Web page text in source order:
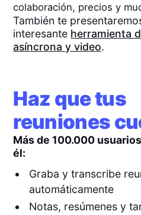
colaboración, precios y
También te
interesante herramienta
asíncrona y video.
Haz que tus
reuniones
Más de 100.000
él:
Graba y transcribe
automáticamente
Notas, resúmenes y